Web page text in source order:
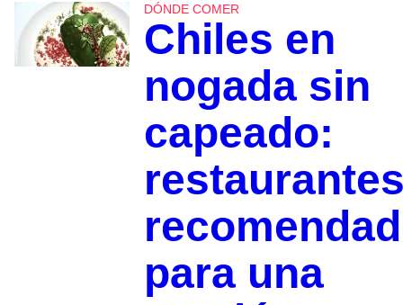
DÓNDE COMER
Chiles en
nogada sin
capeado:
para una